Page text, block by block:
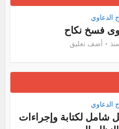
الدعاوي
فسخ نكاح
أضف تعليق
الدعاوي
شامل لكتابة وإجراءات